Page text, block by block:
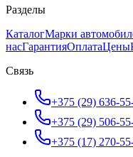
Разделы
КаталогМарки
насГарантияОплатаЦены
Связь
+375 (29) 636-
+375 (29) 506-
+375 (17) 270-